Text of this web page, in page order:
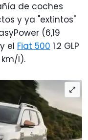
de coches
y ya "extintos"
(6,19
el Fiat 500 1.2 GLP
km/l).